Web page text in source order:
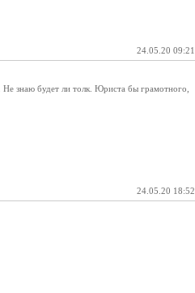
24.05.20 09:21
знаю будет ли толк. Юриста бы грамотного,
24.05.20 18:52